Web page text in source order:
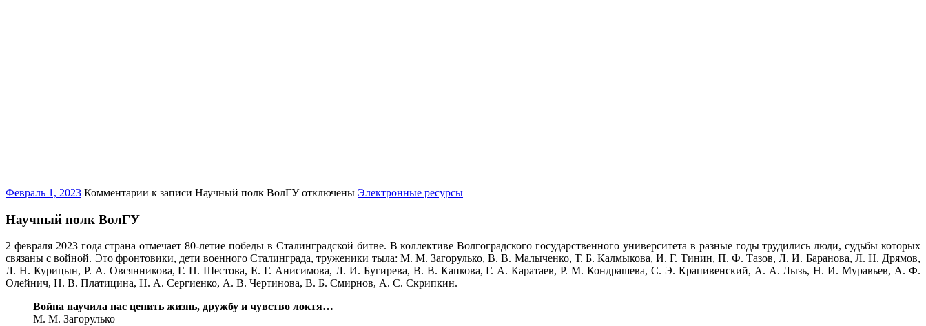
Февраль 1, 2023 Комментарии к записи Научный полк ВолГУотключены Электронные ресурсы
Научный полк ВолГУ
2 февраля 2023 года страна отмечает 80-летие победы в Сталинградской битве. В коллективе Волгоградского государственного университета в разные годы трудились люди, судьбы которых
связаны с войной. Это фронтовики, дети военного Сталинграда, труженики тыла: М. М. Загорулько, В. В. Малыченко, Т. Б. Калмыкова, И. Г. Тинин, П. Ф. Тазов, Л. И. Баранова, Л. Н. Дрямов,
Л. Н. Курицын, Р. А. Овсянникова, Г. П. Шестова, Е. Г. Анисимова, Л. И. Бугирева, В. В. Капкова, Г. А. Каратаев, Р. М. Кондрашева, С. Э. Крапивенский, А. А. Лызь, Н. И. Муравьев, А. Ф.
Олейнич, Н. В. Платицина, Н. А. Сергиенко, А. В. Чертинова, В. Б. Смирнов, А. С. Скрипкин.
Война научила нас ценить жизнь, дружбу и чувство локтя…
М. М. Загорулько